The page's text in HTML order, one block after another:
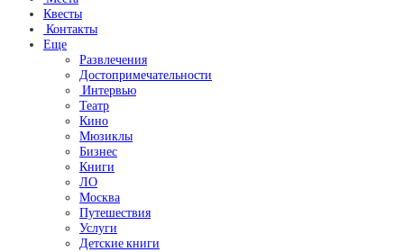
Квесты
Контакты
Еще
Развлечения
Достопримечательности
Интервью
Театр
Кино
Мюзиклы
Бизнес
Книги
ЛО
Москва
Путешествия
Услуги
Детские книги